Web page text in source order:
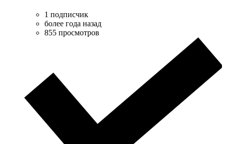
1 подписчик
более года назад
855 просмотров